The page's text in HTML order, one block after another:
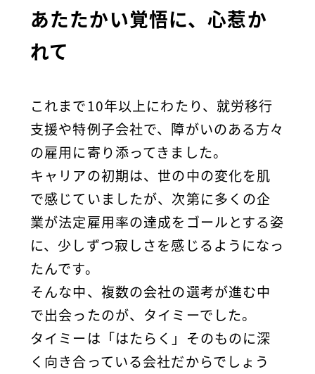
あたたかい覚悟に、心惹か
れて
これまで10年以上にわたり、就労移行
支援や特例子会社で、障がいのある方々
の雇用に寄り添ってきました。
キャリアの初期は、世の中の変化を肌
で感じていましたが、次第に多くの企
業が法定雇用率の達成をゴールとする姿
に、少しずつ寂しさを感じるようになっ
たんです。
そんな中、複数の会社の選考が進む中
で出会ったのが、タイミーでした。
タイミーは「はたらく」そのものに深
く向き合っている会社だからでしょう